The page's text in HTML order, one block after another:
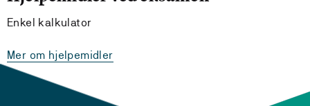
Enkel kalkulator
Mer om hjelpemidler